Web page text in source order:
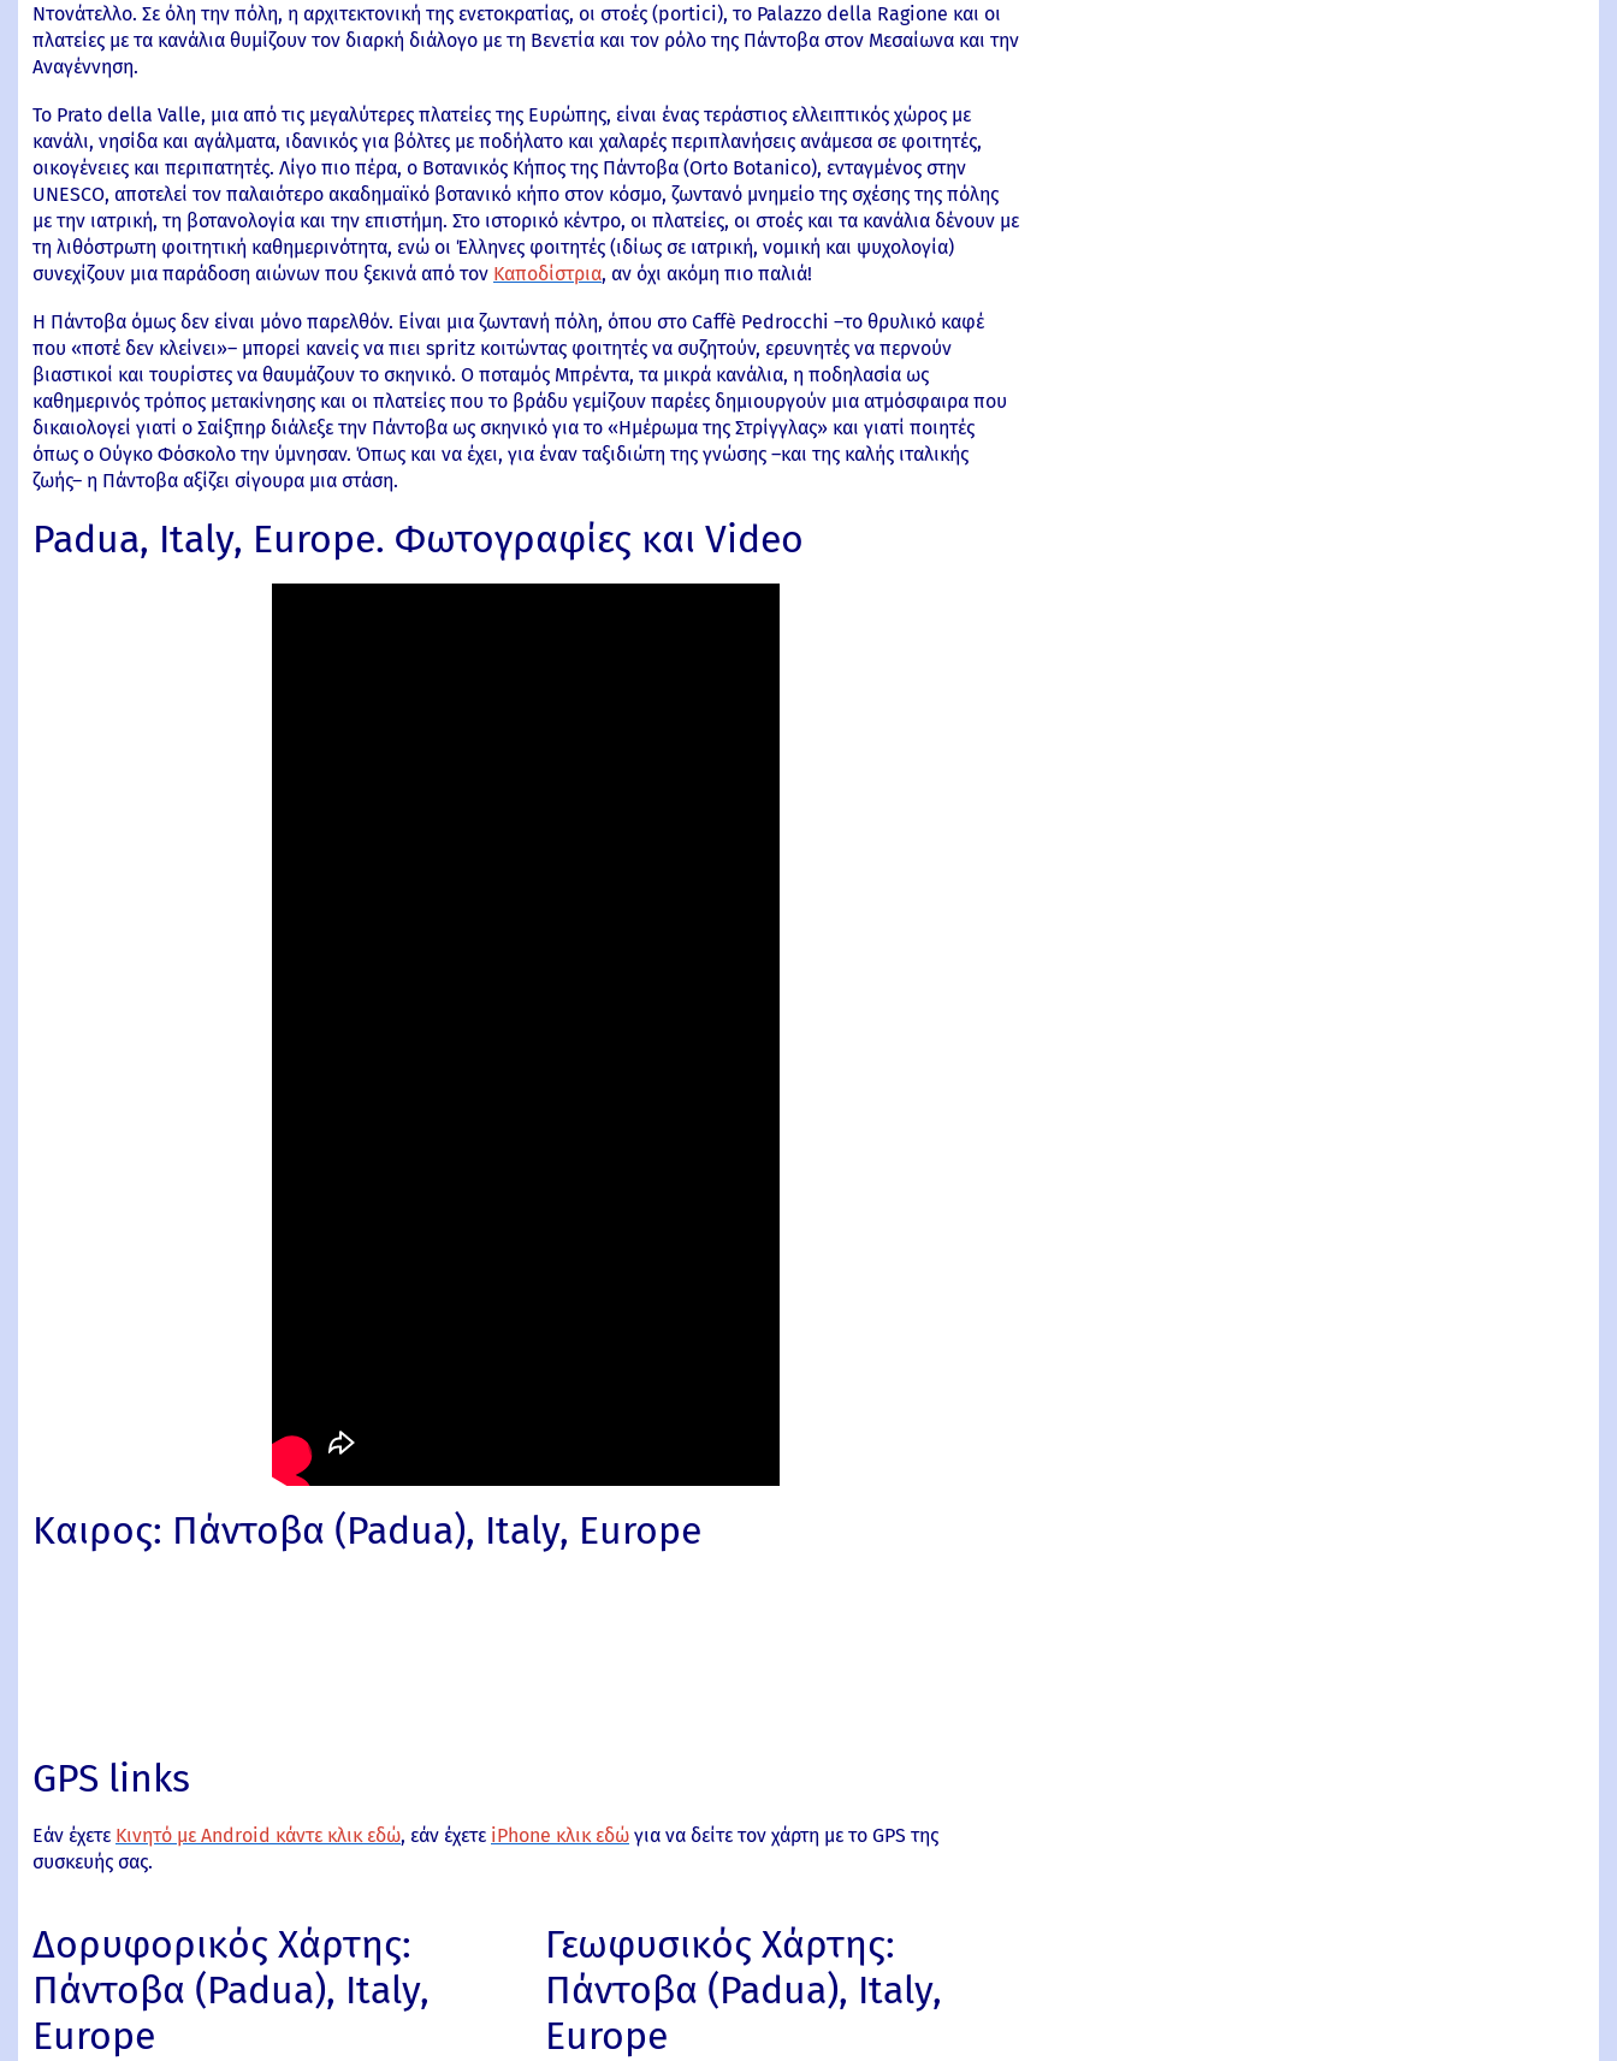
Ντονάτελλο. Σε όλη την πόλη, η αρχιτεκτονική της ενετοκρατίας, οι στοές (portici), το Palazzo della Ragione και οι
πλατείες με τα κανάλια θυμίζουν τον διαρκή διάλογο με τη Βενετία και τον ρόλο της Πάντοβα στον Μεσαίωνα και την
Αναγέννηση.
Το Prato della Valle, μια από τις μεγαλύτερες πλατείες της Ευρώπης, είναι ένας τεράστιος ελλειπτικός χώρος με
κανάλι, νησίδα και αγάλματα, ιδανικός για βόλτες με ποδήλατο και χαλαρές περιπλανήσεις ανάμεσα σε φοιτητές,
οικογένειες και περιπατητές. Λίγο πιο πέρα, ο Βοτανικός Κήπος της Πάντοβα (Orto Botanico), ενταγμένος στην
UNESCO, αποτελεί τον παλαιότερο ακαδημαϊκό βοτανικό κήπο στον κόσμο, ζωντανό μνημείο της σχέσης της πόλης
με την ιατρική, τη βοτανολογία και την επιστήμη. Στο ιστορικό κέντρο, οι πλατείες, οι στοές και τα κανάλια δένουν με
τη λιθόστρωτη φοιτητική καθημερινότητα, ενώ οι Έλληνες φοιτητές (ιδίως σε ιατρική, νομική και ψυχολογία)
συνεχίζουν μια παράδοση αιώνων που ξεκινά από τον Καποδίστρια, αν όχι ακόμη πιο παλιά!
Η Πάντοβα όμως δεν είναι μόνο παρελθόν. Είναι μια ζωντανή πόλη, όπου στο Caffè Pedrocchi –το θρυλικό καφέ
που «ποτέ δεν κλείνει»– μπορεί κανείς να πιει spritz κοιτώντας φοιτητές να συζητούν, ερευνητές να περνούν
βιαστικοί και τουρίστες να θαυμάζουν το σκηνικό. Ο ποταμός Μπρέντα, τα μικρά κανάλια, η ποδηλασία ως
καθημερινός τρόπος μετακίνησης και οι πλατείες που το βράδυ γεμίζουν παρέες δημιουργούν μια ατμόσφαιρα που
δικαιολογεί γιατί ο Σαίξπηρ διάλεξε την Πάντοβα ως σκηνικό για το «Ημέρωμα της Στρίγγλας» και γιατί ποιητές
όπως ο Ούγκο Φόσκολο την ύμνησαν. Όπως και να έχει, για έναν ταξιδιώτη της γνώσης –και της καλής ιταλικής
ζωής– η Πάντοβα αξίζει σίγουρα μια στάση.
Padua, Italy, Europe. Φωτογραφίες και Video
Καιρος: Πάντοβα (Padua), Italy, Europe
GPS links
Εάν έχετε Κινητό με Android κάντε κλικ εδώ, εάν έχετε iPhone κλικ εδώ για να δείτε τον χάρτη με το GPS της
συσκευής σας.
Δορυφορικός Χάρτης:
Πάντοβα (Padua), Italy,
Europe
Γεωφυσικός Χάρτης:
Πάντοβα (Padua), Italy,
Europe